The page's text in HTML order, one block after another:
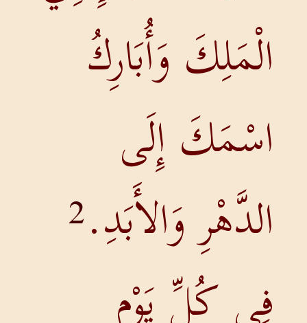
الْمَلِكَ وَأُبَارِكُ
اسْمَكَ إِلَى
الدَّهْرِ وَالأَبَدِ.2